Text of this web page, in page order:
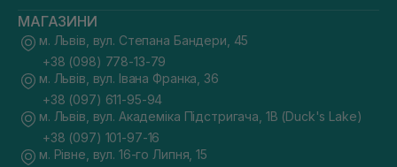
МАГАЗИНИ
м. Львів, вул. Степана Бандери, 45
+38 (098) 778-13-79
м. Львів, вул. Івана Франка, 36
+38 (097) 611-95-94
м. Львів, вул. Академіка Підстригача, 1В (Duck's Lake)
+38 (097) 101-97-16
м. Рівне, вул. 16-го Липня, 15